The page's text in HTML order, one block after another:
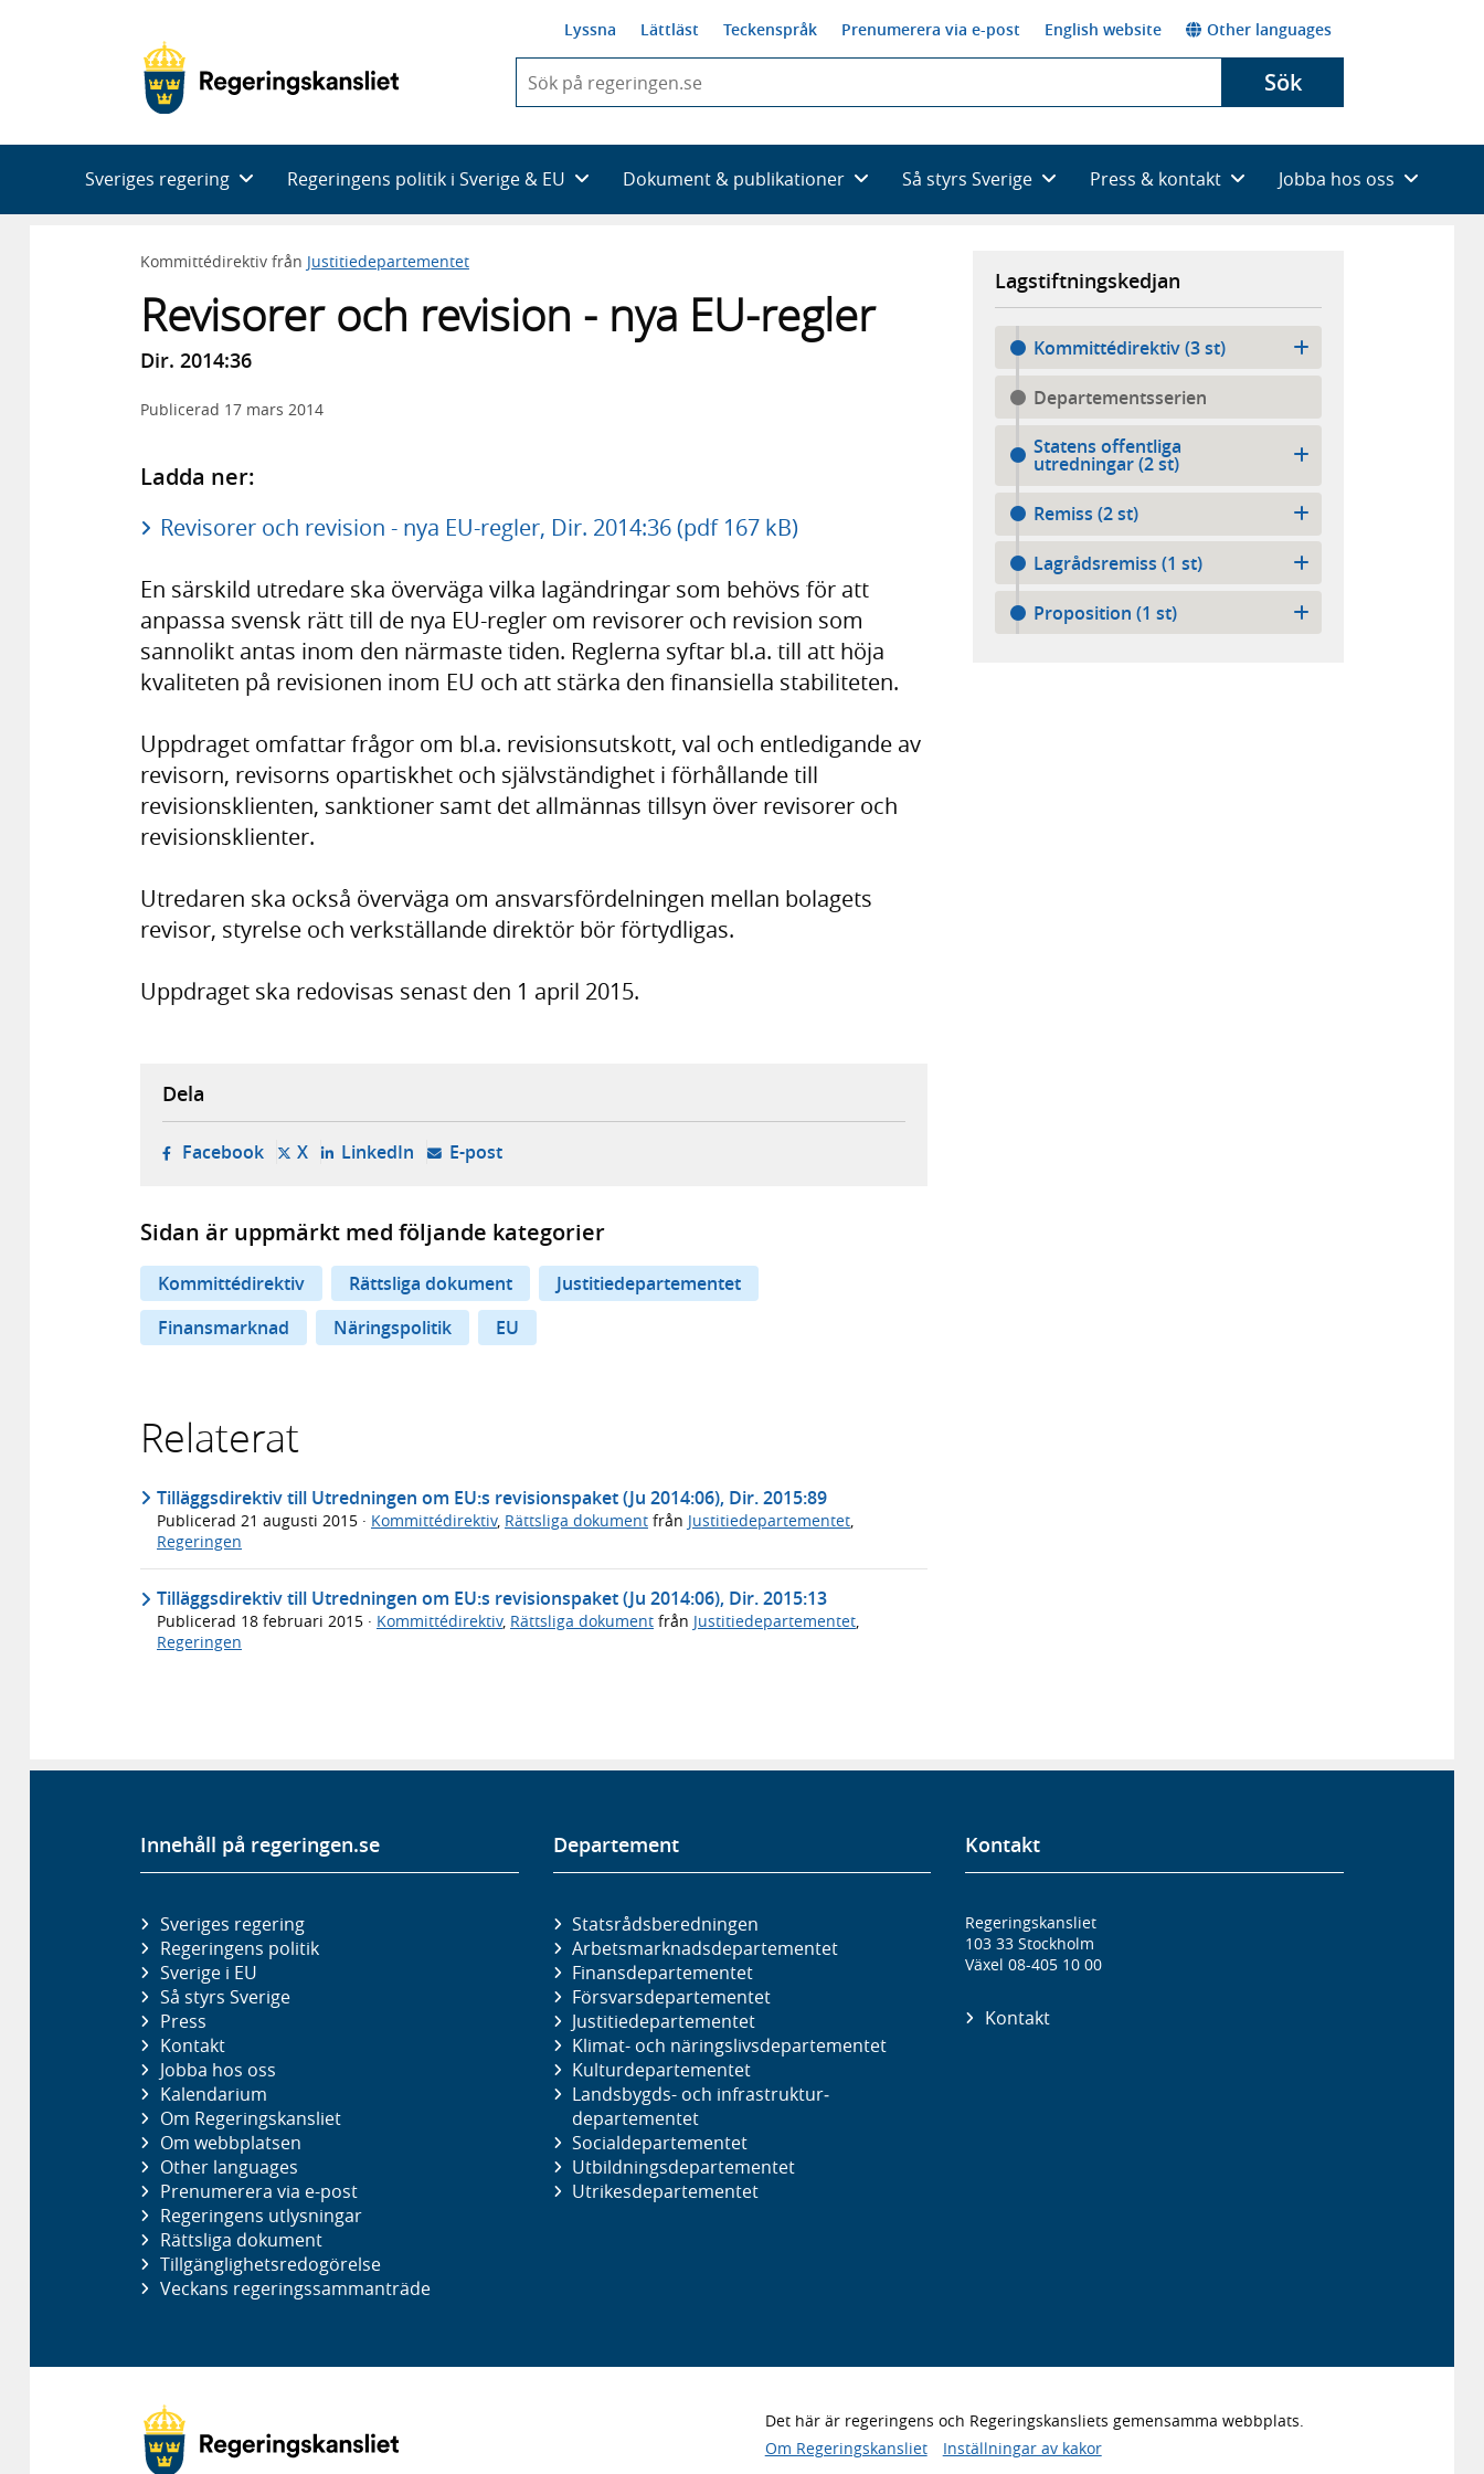
Lyssna Lättläst Teckenspråk Prenumerera via e-post English website Other languages
du
skriva
framträder
en
Sök
Sveriges regering Regeringens politik i Sverige & EU Dokument & publikationer Så styrs Sverige Press & kontakt Jobba hos oss
Kommittédirektiv från Justitiedepartementet
Revisorer och revision - nya EU-regler
Dir. 2014:36
Publicerad 17 mars 2014
Ladda ner:
Revisorer och revision - nya EU-regler, Dir. 2014:36 (pdf 167 kB)
En särskild utredare ska överväga vilka lagändringar som behövs för att
anpassa svensk rätt till de nya EU-regler om revisorer och revision som
sannolikt antas inom den närmaste tiden. Reglerna syftar bl.a. till att höja
kvaliteten på revisionen inom EU och att stärka den finansiella stabiliteten.
Uppdraget omfattar frågor om bl.a. revisionsutskott, val och entledigande av
revisorn, revisorns opartiskhet och självständighet i förhållande till
revisionsklienten, sanktioner samt det allmännas tillsyn över revisorer och
revisionsklienter.
Utredaren ska också överväga om ansvarsfördelningen mellan bolagets
revisor, styrelse och verkställande direktör bör förtydligas.
Uppdraget ska redovisas senast den 1 april 2015.
Lagstiftningskedjan
Kommittédirektiv (3 st)
Departementsserien
Statens offentliga
utredningar (2 st)
Remiss (2 st)
Lagrådsremiss (1 st)
Proposition (1 st)
Dela
Facebook- öppnas i ny flik, extern webbplats,
X- öppnas i ny flik, extern webbplats,
LinkedIn- öppnas i ny flik, extern webbplats,
E-post- öppnar din e-postklient,
Sidan är uppmärkt med följande kategorier
Kommittédirektiv Rättsliga dokument
Justitiedepartementet
Finansmarknad
Näringspolitik EU
Relaterat
Tilläggsdirektiv till Utredningen om EU:s revisionspaket (Ju 2014:06), Dir. 2015:89
Publicerad 21 augusti 2015 · Kommittédirektiv, Rättsliga dokument från Justitiedepartementet
Regeringen
Tilläggsdirektiv till Utredningen om EU:s revisionspaket (Ju 2014:06), Dir. 2015:13
Publicerad 18 februari 2015 · Kommittédirektiv, Rättsliga dokument från Justitiedepartementet,
Regeringen
Innehåll på regeringen.se
Sveriges regering
Regeringens politik
Sverige i EU
Så styrs Sverige
Press
Kontakt
Jobba hos oss
Kalendarium
Om Regeringskansliet
Om webbplatsen
Other languages
Prenumerera via e-post
Regeringens utlysningar
Rättsliga dokument
Tillgänglighetsredogörelse
Veckans regeringssammanträde
Departement
Statsrådsberedningen
Arbetsmarknads­departementet
Finans­departementet
Försvars­departementet
Justitie­departementet
Klimat- och näringslivs­departementet
Kultur­departementet
Landsbygds- och infrastruktur­
departementet
Social­departementet
Utbildnings­departementet
Utrikes­departementet
Kontakt
Regeringskansliet
103 33 Stockholm
Växel 08-405 10 00
Kontakt
Det här är regeringens och Regeringskansliets gemensamma webbplats.
Om Regeringskansliet
Inställningar av kakor